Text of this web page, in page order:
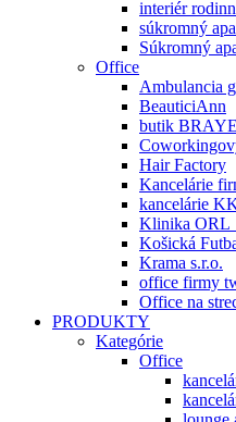
interiér
súkromný
Súkromný
Office
Ambulancia
BeauticiAnn
butik
Hair Factory
Kancelárie
kancelárie
Klinika ORL
Košická
Krama s.r.o.
office firmy
Office na
PRODUKTY
Kategórie
Office